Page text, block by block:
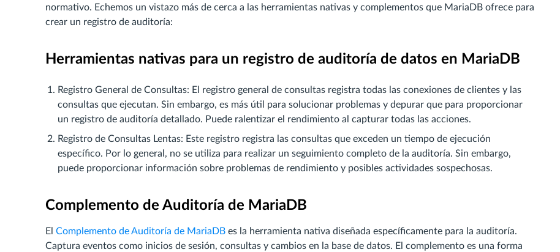
normativo. Echemos un vistazo más de cerca a las herramientas nativas y complementos que MariaDB ofrece para
crear un registro de auditoría:
Herramientas nativas para un registro de auditoría de datos en MariaDB
Registro General de Consultas: El registro general de consultas registra todas las conexiones de clientes y las
consultas que ejecutan. Sin embargo, es más útil para solucionar problemas y depurar que para proporcionar
un registro de auditoría detallado. Puede ralentizar el rendimiento al capturar todas las acciones.
Registro de Consultas Lentas: Este registro registra las consultas que exceden un tiempo de ejecución
específico. Por lo general, no se utiliza para realizar un seguimiento completo de la auditoría. Sin embargo,
puede proporcionar información sobre problemas de rendimiento y posibles actividades sospechosas.
Complemento de Auditoría de MariaDB
El Complemento de Auditoría de MariaDB es la herramienta nativa diseñada específicamente para la auditoría.
Captura eventos como inicios de sesión, consultas y cambios en la base de datos. El complemento es una forma